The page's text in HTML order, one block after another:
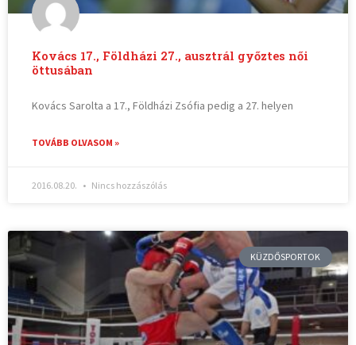
Kovács 17., Földházi 27., ausztrál győztes női
öttusában
Kovács Sarolta a 17., Földházi Zsófia pedig a 27. helyen
TOVÁBB OLVASOM »
2016.08.20. Nincs hozzászólás
KÜZDŐSPORTOK